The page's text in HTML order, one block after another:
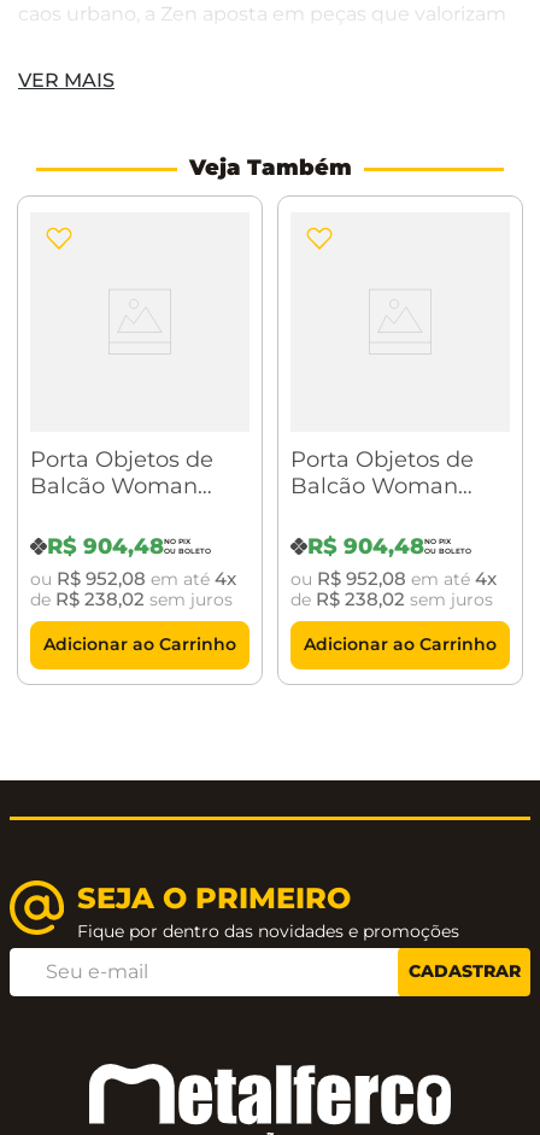
caos urbano, a Zen aposta em peças que valorizam
o dia a dia das pessoas. Características:
Acrílico/Zamac Dimensões: 219 x 90 x 90mm
VER MAIS
Veja Também
Porta Objetos de
Balcão Woman
BA0151.203
R$ 904,48
ou R$ 952,08 em até 4
de R$ 238,02 sem juros
Adicionar ao Carrinho
Porta Objetos de
Balcão Woman
BA0151.202
R$ 904,48
ou R$ 952,08 em até 4
de R$ 238,02 sem juros
Adicionar ao Carrinho
SEJA O PRIMEIRO
Fique por dentro das novidades e promoções
CADASTRAR